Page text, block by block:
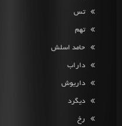
تس
تهم
حامد اسلش
داراب
داریوش
دیگرد
رخ